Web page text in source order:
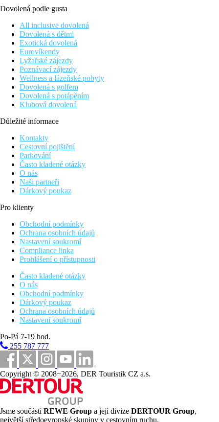
Dovolená podle gusta
All inclusive dovolená
Dovolená s dětmi
Exotická dovolená
Eurovíkendy
Lyžařské zájezdy
Poznávací zájezdy
Wellness a lázeňské pobyty
Dovolená s golfem
Dovolená s potápěním
Klubová dovolená
Důležité informace
Kontakty
Cestovní pojištění
Parkování
Často kladené otázky
O nás
Naši partneři
Dárkový poukaz
Pro klienty
Obchodní podmínky
Ochrana osobních údajů
Nastavení soukromí
Compliance linka
Prohlášení o přístupnosti
Často kladené otázky
O nás
Obchodní podmínky
Dárkový poukaz
Ochrana osobních údajů
Nastavení soukromí
Po-Pá 7-19 hod.
255 787 777
Copyright © 2008−2026, DER Touristik CZ a.s.
Jsme součástíREWE Group a její divize DERTOUR Group,
největší středoevropské skupiny v cestovním ruchu.